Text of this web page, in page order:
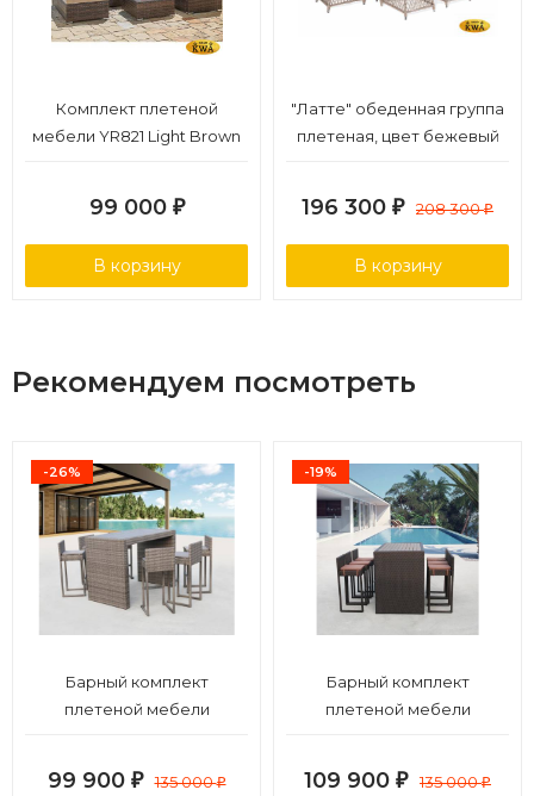
Комплект плетеной
мебели YR821 Light Brown
99 000 ₽
В корзину
"Латте" обеденная группа
плетеная, цвет бежевый
196 300 ₽ 208 300₽
В корзину
Рекомендуем посмотреть
-26%
Барный комплект
плетеной мебели
99 900 ₽ 135 000₽
-19%
Барный комплект
плетеной мебели
109 900 ₽ 135 000₽